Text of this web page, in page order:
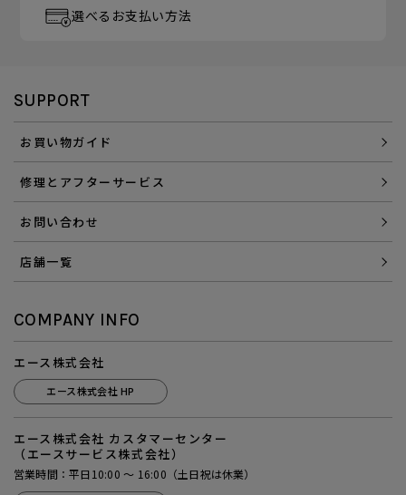
選べるお支払い方法
SUPPORT
お買い物ガイド
修理とアフターサービス
お問い合わせ
店舗一覧
COMPANY INFO
エース株式会社
エース株式会社 HP
エース株式会社 カスタマーセンター
（エースサービス株式会社）
営業時間：平日10:00 ～ 16:00（土日祝は休業）